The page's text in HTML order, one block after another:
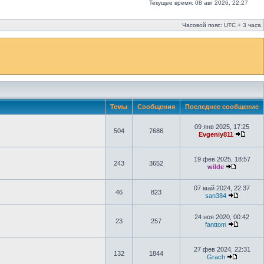
Текущее время: 08 авг 2026, 22:27
Часовой пояс: UTC + 3 часа
Темы Сообщения Последнее сообщение
504 7686
09 янв 2025, 17:25
Evgeniy811
243 3652
19 фев 2025, 18:57
wilde
46 823
07 май 2024, 22:37
san384
23 257
24 ноя 2020, 00:42
fanttom
132 1844
27 фев 2024, 22:31
Grach